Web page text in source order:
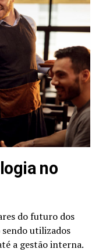
no
do futuro dos
utilizados
a gestão interna.